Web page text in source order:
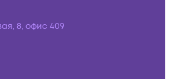
8, офис 409